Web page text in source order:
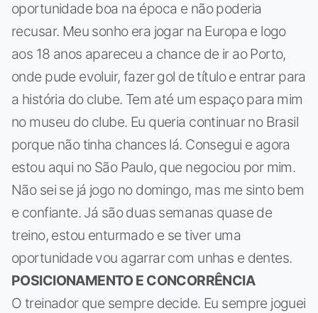
oportunidade boa na época e não poderia
recusar. Meu sonho era jogar na Europa e logo
aos 18 anos apareceu a chance de ir ao Porto,
onde pude evoluir, fazer gol de título e entrar para
a história do clube. Tem até um espaço para mim
no museu do clube. Eu queria continuar no Brasil
porque não tinha chances lá. Consegui e agora
estou aqui no São Paulo, que negociou por mim.
Não sei se já jogo no domingo, mas me sinto bem
e confiante. Já são duas semanas quase de
treino, estou enturmado e se tiver uma
oportunidade vou agarrar com unhas e dentes.
POSICIONAMENTO E CONCORRÊNCIA
O treinador que sempre decide. Eu sempre joguei